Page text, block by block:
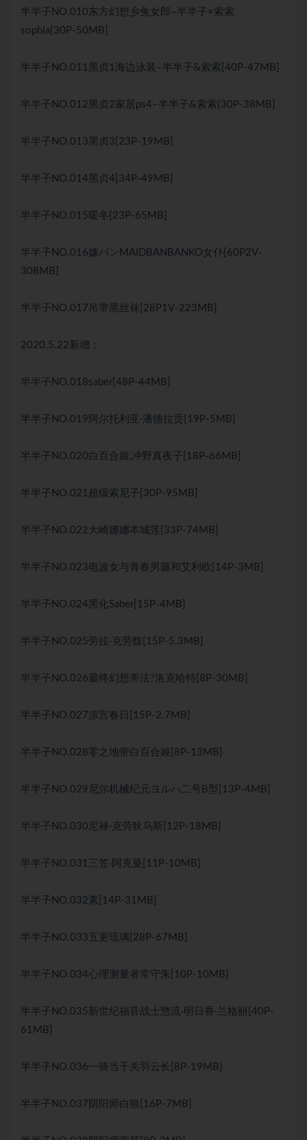
半半子NO.010东方幻想乡兔女郎–半半子×索索
sophia[30P-50MB]
半半子NO.011黑贞1海边泳装–半半子&索索[40P-47MB]
半半子NO.012黑贞2家居ps4–半半子&索索[30P-38MB]
半半子NO.013黑贞3[23P-19MB]
半半子NO.014黑贞4[34P-49MB]
半半子NO.015暖冬[23P-65MB]
半半子NO.016嫌パンMAIDBANBANKO女仆[60P2V-
308MB]
半半子NO.017吊带黑丝袜[28P1V-223MB]
2020.5.22新增：
半半子NO.018saber[48P-44MB]
半半子NO.019阿尔托利亚·潘德拉贡[19P-5MB]
半半子NO.020白百合姬,冲野真夜子[18P-66MB]
半半子NO.021超级索尼子[30P-95MB]
半半子NO.022大崎娜娜本城莲[33P-74MB]
半半子NO.023电波女与青春男藤和艾利欧[14P-3MB]
半半子NO.024黑化Saber[15P-4MB]
半半子NO.025劳拉·克劳馥[15P-5.3MB]
半半子NO.026最终幻想蒂法?洛克哈特[8P-30MB]
半半子NO.027凉宫春日[15P-2.7MB]
半半子NO.028零之地带白百合姬[8P-13MB]
半半子NO.029尼尔机械纪元ヨルハ二号B型[13P-4MB]
半半子NO.030尼禄·克劳狄乌斯[12P-18MB]
半半子NO.031三笠·阿克曼[11P-10MB]
半半子NO.032素[14P-31MB]
半半子NO.033五更琉璃[28P-67MB]
半半子NO.034心理测量者常守朱[10P-10MB]
半半子NO.035新世纪福音战士惣流·明日香·兰格丽[40P-
61MB]
半半子NO.036一骑当千关羽云长[8P-19MB]
半半子NO.037阴阳师白狼[16P-7MB]